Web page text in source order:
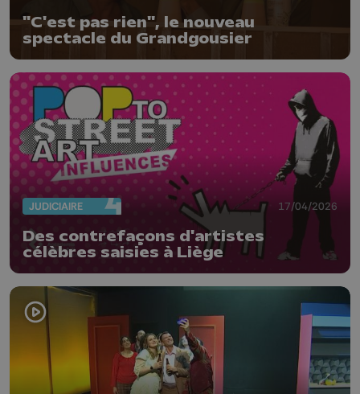
"C'est pas rien", le nouveau
spectacle du Grandgousier
JUDICIAIRE 17/04/2026
Des contrefaçons d'artistes
célèbres saisies à Liège